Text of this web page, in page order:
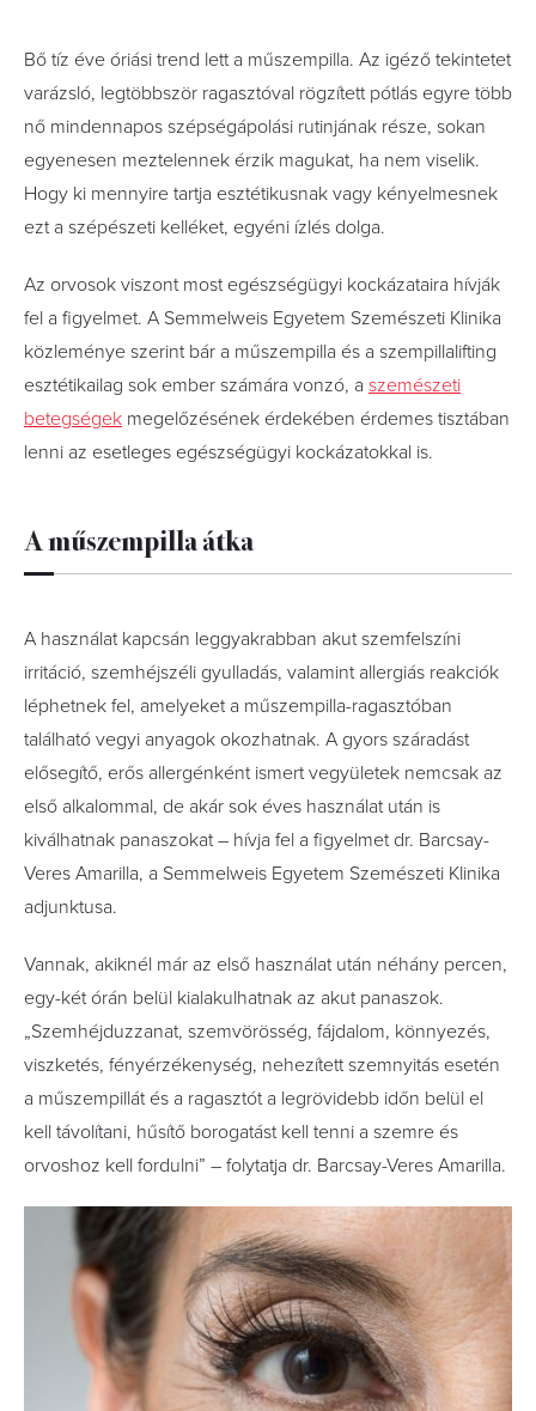
Bő tíz éve óriási trend lett a műszempilla. Az igéző tekintetet
varázsló, legtöbbször ragasztóval rögzített pótlás egyre több
nő mindennapos szépségápolási rutinjának része, sokan
egyenesen meztelennek érzik magukat, ha nem viselik.
Hogy ki mennyire tartja esztétikusnak vagy kényelmesnek
ezt a szépészeti kelléket, egyéni ízlés dolga.
Az orvosok viszont most egészségügyi kockázataira hívják
fel a figyelmet. A Semmelweis Egyetem Szemészeti Klinika
közleménye szerint bár a műszempilla és a szempillalifting
esztétikailag sok ember számára vonzó, a szemészeti
betegségek megelőzésének érdekében érdemes tisztában
lenni az esetleges egészségügyi kockázatokkal is.
A műszempilla átka
A használat kapcsán leggyakrabban akut szemfelszíni
irritáció, szemhéjszéli gyulladás, valamint allergiás reakciók
léphetnek fel, amelyeket a műszempilla-ragasztóban
található vegyi anyagok okozhatnak. A gyors száradást
elősegítő, erős allergénként ismert vegyületek nemcsak az
első alkalommal, de akár sok éves használat után is
kiválhatnak panaszokat – hívja fel a figyelmet dr. Barcsay-
Veres Amarilla, a Semmelweis Egyetem Szemészeti Klinika
adjunktusa.
Vannak, akiknél már az első használat után néhány percen,
egy-két órán belül kialakulhatnak az akut panaszok.
„Szemhéjduzzanat, szemvörösség, fájdalom, könnyezés,
viszketés, fényérzékenység, nehezített szemnyitás esetén
a műszempillát és a ragasztót a legrövidebb időn belül el
kell távolítani, hűsítő borogatást kell tenni a szemre és
orvoshoz kell fordulni” – folytatja dr. Barcsay-Veres Amarilla.